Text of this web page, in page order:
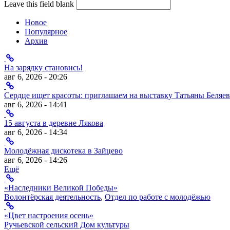
Leave this field blank
Новое
Популярное
Архив
На зарядку становись!
авг 6, 2026 - 20:26
Сердце ищет красоты: приглашаем на выставку Татьяны
авг 6, 2026 - 14:41
15 августа в деревне Лякова
авг 6, 2026 - 14:34
Молодёжная дискотека в Зайцево
авг 6, 2026 - 14:26
Ещё
«Наследники Великой Победы»
Волонтёрская деятельность, Отдел по работе с молодёжью
«Цвет настроения осень»
Ручьевской сельский Дом культуры